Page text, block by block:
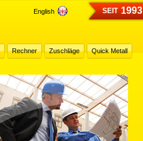
English SEIT 1993
Rechner Zuschläge Quick Metall